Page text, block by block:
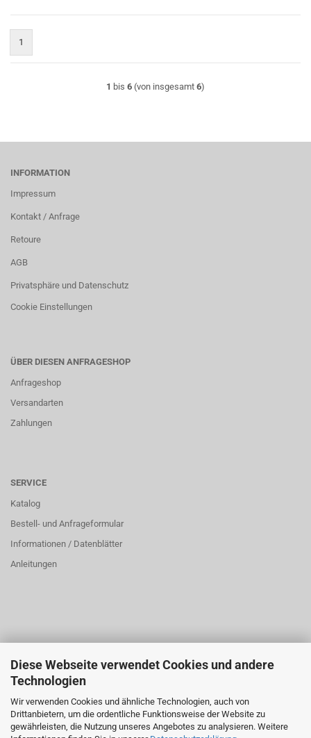
Diese Webseite verwendet Cookies und andere
Technologien
Wir verwenden Cookies und ähnliche Technologien, auch von
Drittanbietern, um die ordentliche Funktionsweise der Website zu
gewährleisten, die Nutzung unseres Angebotes zu analysieren. Weitere
1
1 bis 6 (von insgesamt 6)
INFORMATION
Impressum
Kontakt / Anfrage
Retoure
AGB
Privatsphäre und Datenschutz
Cookie Einstellungen
ÜBER DIESEN ANFRAGESHOP
Anfrageshop
Versandarten
Zahlungen
SERVICE
Katalog
Bestell- und Anfrageformular
Informationen / Datenblätter
Anleitungen
ÜBER UNS
Öffnungszeiten:
Montag bis Donnerstag: 8:00 bis 16:00 Uhr
Freitag: 8:00 bis 14:00 Uhr